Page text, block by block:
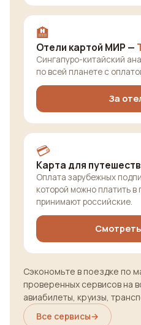
🏨
Отели картой МИР —
Сингапуро-китайский
по всей планете с
За
💳
Карта для
Оплата зарубежных
которой можно платить в
принимают российские.
Сэкономьте в поездке по
проверенных сервисов на
авиабилеты, круизы,
Все сервисы→